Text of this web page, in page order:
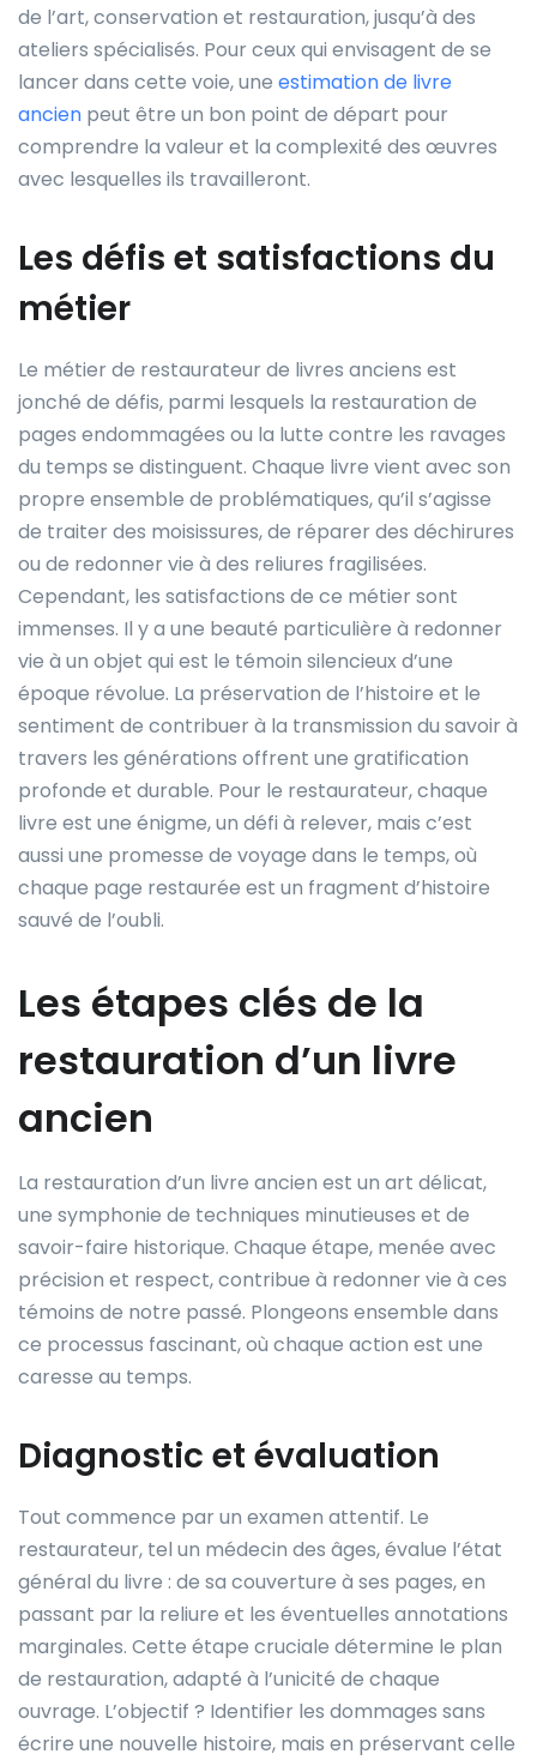
de l’art, conservation et restauration, jusqu’à des
ateliers spécialisés. Pour ceux qui envisagent de se
lancer dans cette voie, une estimation de livre
ancien peut être un bon point de départ pour
comprendre la valeur et la complexité des œuvres
avec lesquelles ils travailleront.
Les défis et satisfactions du
métier
Le métier de restaurateur de livres anciens est
jonché de défis, parmi lesquels la restauration de
pages endommagées ou la lutte contre les ravages
du temps se distinguent. Chaque livre vient avec son
propre ensemble de problématiques, qu’il s’agisse
de traiter des moisissures, de réparer des déchirures
ou de redonner vie à des reliures fragilisées.
Cependant, les satisfactions de ce métier sont
immenses. Il y a une beauté particulière à redonner
vie à un objet qui est le témoin silencieux d’une
époque révolue. La préservation de l’histoire et le
sentiment de contribuer à la transmission du savoir à
travers les générations offrent une gratification
profonde et durable. Pour le restaurateur, chaque
livre est une énigme, un défi à relever, mais c’est
aussi une promesse de voyage dans le temps, où
chaque page restaurée est un fragment d’histoire
sauvé de l’oubli.
Les étapes clés de la
restauration d’un livre
ancien
La restauration d’un livre ancien est un art délicat,
une symphonie de techniques minutieuses et de
savoir-faire historique. Chaque étape, menée avec
précision et respect, contribue à redonner vie à ces
témoins de notre passé. Plongeons ensemble dans
ce processus fascinant, où chaque action est une
caresse au temps.
Diagnostic et évaluation
Tout commence par un examen attentif. Le
restaurateur, tel un médecin des âges, évalue l’état
général du livre : de sa couverture à ses pages, en
passant par la reliure et les éventuelles annotations
marginales. Cette étape cruciale détermine le plan
de restauration, adapté à l’unicité de chaque
ouvrage. L’objectif ? Identifier les dommages sans
écrire une nouvelle histoire, mais en préservant celle